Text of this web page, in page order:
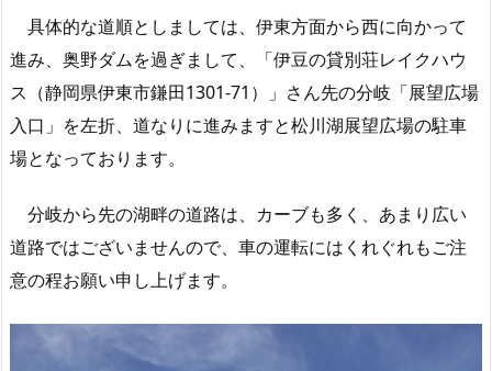
具体的な道順としましては、伊東方面から西に向かって
進み、奥野ダムを過ぎまして、「伊豆の貸別荘レイクハウ
ス（静岡県伊東市鎌田1301-71）」さん先の分岐「展望広場
入口」を左折、道なりに進みますと松川湖展望広場の駐車
場となっております。
分岐から先の湖畔の道路は、カーブも多く、あまり広い
道路ではございませんので、車の運転にはくれぐれもご注
意の程お願い申し上げます。